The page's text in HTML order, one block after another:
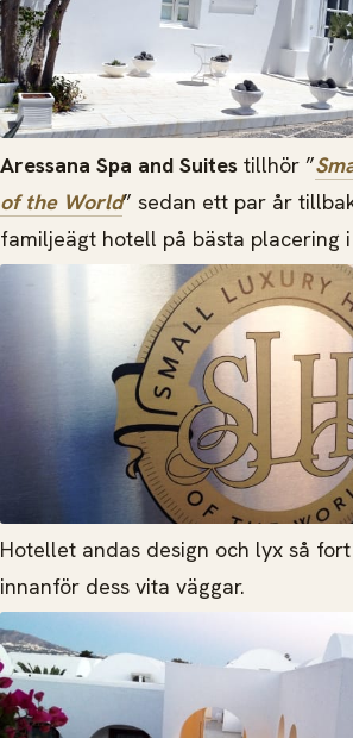
Aressana Spa and Suites tillhör ”
of the World” sedan ett par år
familjeägt hotell på bästa placering
Hotellet andas design och lyx så
innanför dess vita väggar.